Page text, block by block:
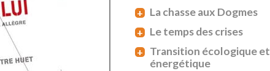
+ La chasse aux Dogmes
+ Le temps des crises
+
Transition écologique et
énergétique